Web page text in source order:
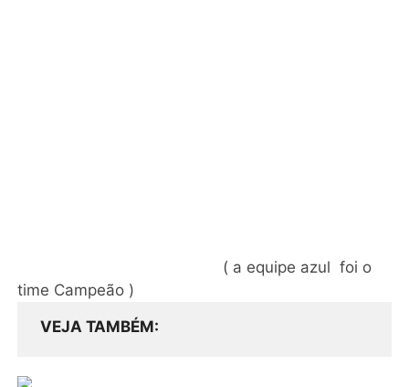
( a equipe azul foi o
time Campeão )
VEJA TAMBÉM